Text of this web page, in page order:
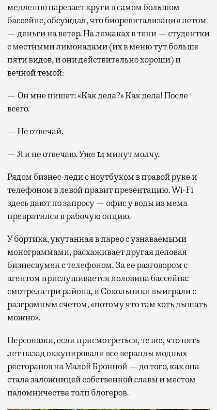
медленно нарезает круги в самом большом
бассейне, обсуждая, что биоревитализация летом
— деньги на ветер. На лежаках в тени — студентки
с местными лимонадами (их в меню тут больше
пяти видов, и они действительно хороши) и
вечной темой:
— Он мне пишет: «Как дела?» Как дела! После
всего.
— Не отвечай.
— Я и не отвечаю. Уже 14 минут молчу.
Рядом бизнес-леди с ноутбуком в правой руке и
телефоном в левой правит презентацию. Wi-Fi
здесь дают по запросу — офис у воды из мема
превратился в рабочую опцию.
У бортика, укутанная в парео с узнаваемыми
монограммами, расхаживает другая деловая
бизнесвумен с телефоном. За ее разговором с
агентом прислушивается половина бассейна:
смотрела три района, и Сокольники выиграли с
разгромным счетом, «потому что там хоть дышать
можно».
Персонажи, если присмотреться, те же, что пять
лет назад оккупировали все веранды модных
ресторанов на Малой Бронной — до того, как она
стала заложницей собственной славы и местом
паломничества толп блогеров.